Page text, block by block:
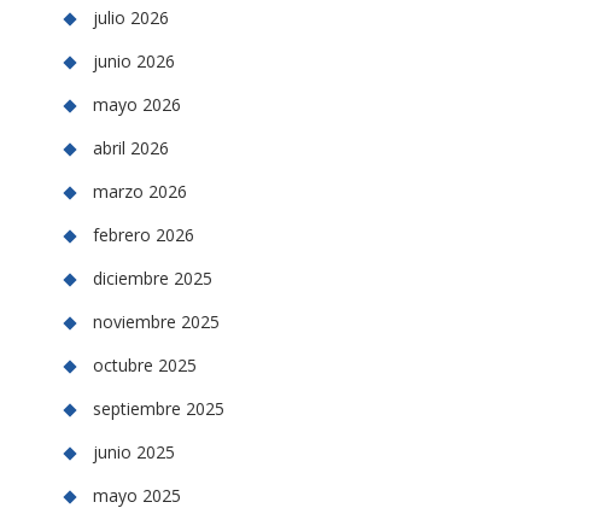
julio 2026
junio 2026
mayo 2026
abril 2026
marzo 2026
febrero 2026
diciembre 2025
noviembre 2025
octubre 2025
septiembre 2025
junio 2025
mayo 2025